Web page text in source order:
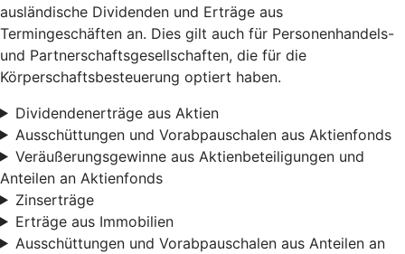
ausländische Dividenden und Erträge aus
Termingeschäften an. Dies gilt auch für Personenhandels-
und Partnerschaftsgesellschaften, die für die
Körperschaftsbesteuerung optiert haben.
Dividendenerträge aus Aktien
Ausschüttungen und Vorabpauschalen aus Aktienfonds
Veräußerungsgewinne aus Aktienbeteiligungen und
Anteilen an Aktienfonds
Zinserträge
Erträge aus Immobilien
Ausschüttungen und Vorabpauschalen aus Anteilen an